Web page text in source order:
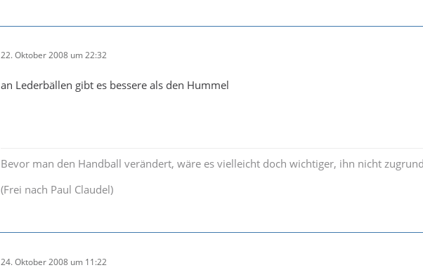
22. Oktober 2008 um 22:32
an Lederbällen gibt es bessere als den Hummel
Bevor man den Handball verändert, wäre es vielleicht doch wichtiger, ihn nicht
(Frei nach Paul Claudel)
24. Oktober 2008 um 11:22